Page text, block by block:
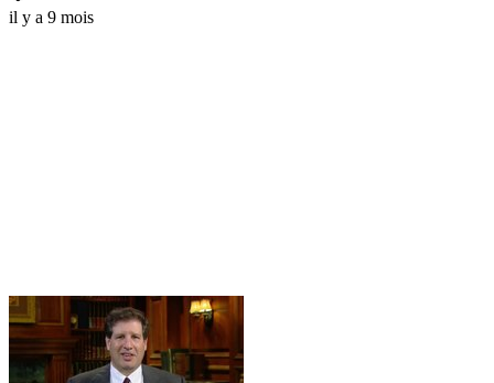
il y a 9 mois